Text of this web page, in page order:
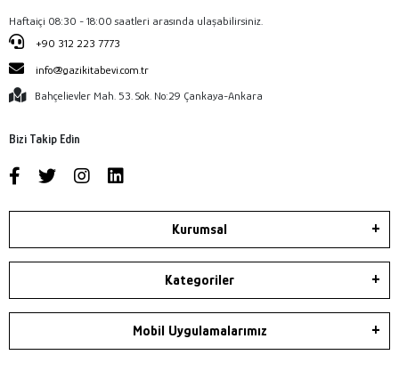
Haftaiçi 08:30 - 18:00 saatleri arasında ulaşabilirsiniz.
+90 312 223 7773
info@gazikitabevi.com.tr
Bahçelievler Mah. 53. Sok. No:29 Çankaya-Ankara
Bizi Takip Edin
Kurumsal
Kategoriler
Mobil Uygulamalarımız